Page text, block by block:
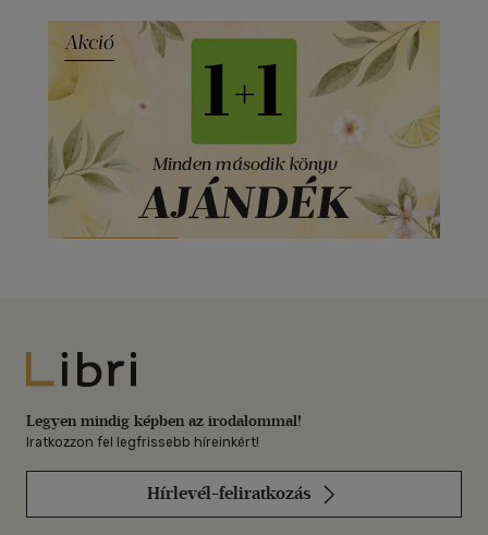
Libri
Legyen mindig képben az irodalommal!
Iratkozzon fel legfrissebb híreinkért!
Hírlevél-feliratkozás